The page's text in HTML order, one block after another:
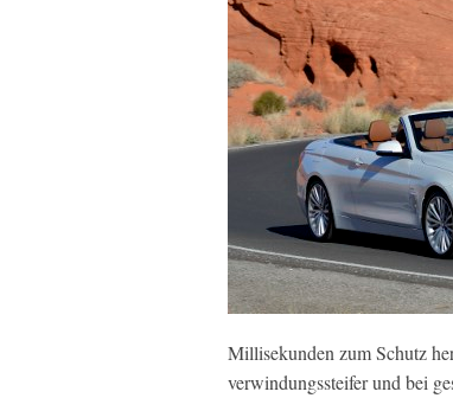
Millisekunden zum Schutz
verwindungssteifer und bei